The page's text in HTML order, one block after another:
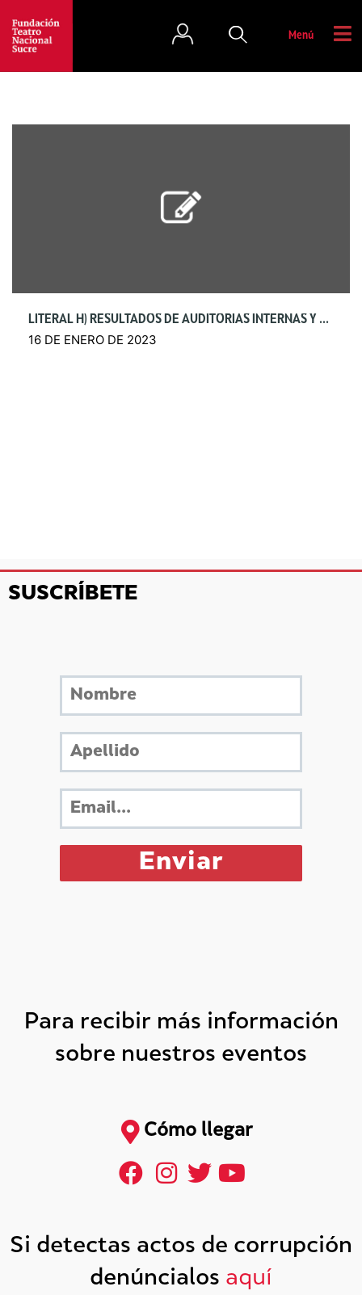
Menú
LITERAL H) RESULTADOS DE AUDITORÍAS INTERNAS Y GUBERNAMENTALES
16 DE ENERO DE 2023
SUSCRÍBETE
Para recibir más información
sobre nuestros eventos
Cómo llegar
Si detectas actos de corrupción
denúncialos aquí